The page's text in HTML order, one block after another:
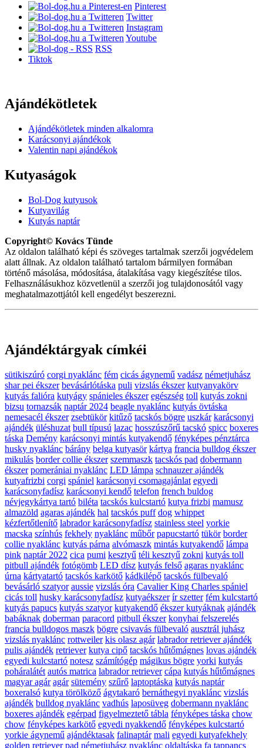
Pinterest
Twitter
Instagram
Youtube
RSS
Tiktok
Ajándékötletek
Ajándékötletek minden alkalomra
Karácsonyi ajándékok
Valentin napi ajándékok
Kutyaságok
Bol-Dog kutyusok
Kutyavilág
Kutyás naptár
Copyright© Kovács Tünde
Az oldalon található képi és szöveges tartalmak szerzői jogvédelem
alatt állnak. Az oldalon található tartalom bármilyen formában
történő másolása, módosítása, átalakítása vagy kiegészítése tilos.
Felhasználásukhoz közvetlenül a szerzői jog tulajdonosától vagy
meghatalmazottjától kell engedélyt beszerezni.
Ajándéktárgyak címkéi
sütikiszúró corgi nyaklánc fém cicás ágynemű vadász németjuhász
shar pei ékszer bevásárlótáska puli vizslás ékszer kutyanyakörv
kutyás falióra kutyágy spánieles ékszer egészség toll kutyás zokni
bizsu tornazsák naptár 2024 beagle nyaklánc kutyás övtáska
nemesacél ékszer zsebtükör kitűző tacskós bögre uszkár karácsonyi
ajándék üléshuzat bull típusú lazac hosszúszőrű tacskó spicc boxeres
táska Demény karácsonyi mintás kutyakendő fényképes pénztárca
husky nyaklánc bárány belga kutyasör kártya francia bulldog ékszer
mikulás border collie ékszer szemmaszk tacskós pad dobermann
ékszer pomerániai nyaklánc LED lámpa schnauzer ajándék
kutyafrizbi corgi spániel karácsonyi csomagajánlat egyedi
karácsonyfadísz karácsonyi kendő telefon french buldog
névjegykártya tartó biléta tacskós kulcstartó kutya frizbi mamusz
almazöld agaras ajándék hal tacskós puff dog whippet
kézfertőtlenítő labrador karácsonyfadísz stainless steel yorkie
macska színhús fekhely nyaklánc műbőr papucstartó tükör border
collie nyaklánc kutyás párna alvómaszk mintás kutyakendő lámpa
pink naptár 2022 cica pumi kesztyű téli kesztyű zokni kutyás toll
pitbull ajándék fotógömb LED dísz kutyás felső agaras nyaklánc
úrna kártyatartó tacskós karkötő kádkilépő tacskós fülbevaló
bevásárló szatyor aussie vizslás óra Cavalier King Charles spániel
cicás toll husky karácsonyfadísz kutyaékszer ír szetter fém kulcstartó
kutyás papucs kutyás szatyor kutyakendő ékszer kutyáknak ajándék
babáknak doberman paracord pitbull ékszer konyhai felszerelés
francia bulldogos maszk bögre csivavás fülbevaló ausztrál juhász
vizslás nyaklánc rottweiler kis olasz agár labrador retriever ajándék
pulis ajándék retriever kutya cipő tacskós hűtőmágnes lovas ajándék
egyedi kulcstartó notesz számítógép mágikus bögre yorki kutyás
poháralátét autós matrica labrador retriever cápa kutyás hűtőmágnes
magyar agár agár sütemény szűrő laptoptáska kutyás naptár
boxeralsó kutya törölköző ágytakaró bernáthegyi nyaklánc vizslás
ajándék bulldog nyaklánc vadhús laposüveg dobermann nyaklánc
boxeres ajándék egérpad figyelmeztető tábla fényképes táska chow
chow fényképes karkötő egyedi nyakkendő fényképes kulcstartó
yorkie ágynemű ajándéktasak falinaptár mali egyedi kutyafekhely
golden retriever pad németjuhász nyaklánc oldaltáska fa tappancs